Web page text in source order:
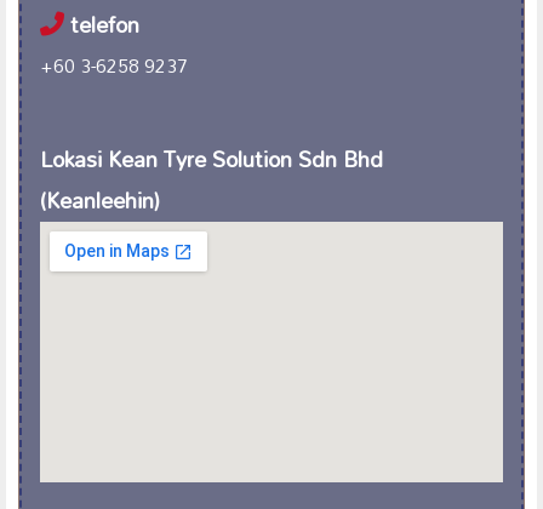
telefon
+60 3-6258 9237
Lokasi Kean Tyre Solution Sdn Bhd
(Keanleehin)